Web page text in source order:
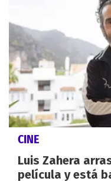
CINE
Luis Zahera
película y está